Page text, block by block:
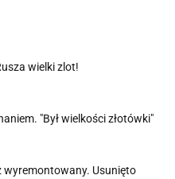
wielki zlot!
"Był wielkości złotówki"
wyremontowany. Usunięto